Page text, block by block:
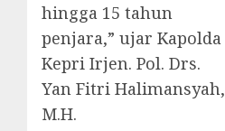
hingga 15 tahun
penjara,” ujar Kapolda
Kepri Irjen. Pol. Drs.
Yan Fitri Halimansyah,
M.H.